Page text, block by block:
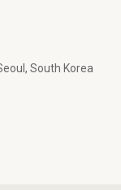
South Korea